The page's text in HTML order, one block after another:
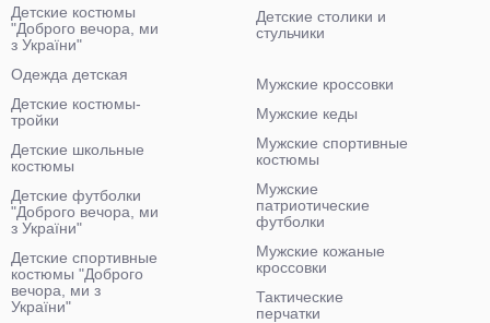
Детские столики и
стульчики
Детские костюмы
"Доброго вечора, ми
з України"
Одежда детская
Детские костюмы-
тройки
Детские школьные
костюмы
Детские футболки
"Доброго вечора, ми
з України"
Детские спортивные
костюмы "Доброго
вечора, ми з
України"
Мужские кроссовки
Мужские кеды
Мужские спортивные
костюмы
Мужские
патриотические
футболки
Мужские кожаные
кроссовки
Тактические
перчатки